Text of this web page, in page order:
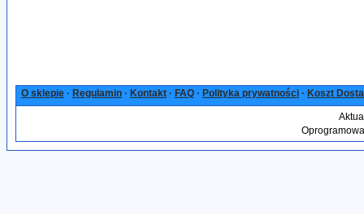
O sklepie · Regulamin · Kontakt · FAQ · Polityka prywatności · Koszt